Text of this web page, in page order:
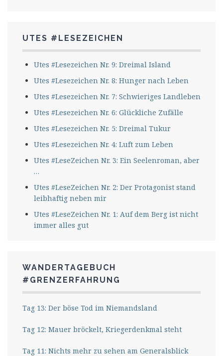
UTES #LESEZEICHEN
Utes #Lesezeichen Nr. 9: Dreimal Island
Utes #Lesezeichen Nr. 8: Hunger nach Leben
Utes #Lesezeichen Nr. 7: Schwieriges Landleben
Utes #Lesezeichen Nr. 6: Glückliche Zufälle
Utes #Lesezeichen Nr. 5: Dreimal Tukur
Utes #Lesezeichen Nr. 4: Luft zum Leben
Utes #LeseZeichen Nr. 3: Ein Seelenroman, aber
…
Utes #LeseZeichen Nr. 2: Der Protagonist stand
leibhaftig neben mir
Utes #LeseZeichen Nr. 1: Auf dem Berg ist nicht
immer alles gut
WANDERTAGEBUCH
#GRENZERFAHRUNG
Tag 13: Der böse Tod im Niemandsland
Tag 12: Mauer bröckelt, Kriegerdenkmal steht
Tag 11: Nichts mehr zu sehen am Generalsblick